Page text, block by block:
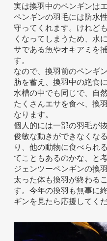
実は換羽中のペンギンは
ペンギンの羽毛には防水
守ってくれます。けれど
くなってしまうため、水
サである魚やオキアミを
す。
なので、換羽前のペンギ
肪を蓄え、換羽中の絶食
水槽の中でも同じで、自
たくさんエサを食べ、換
なります。
個人的には一部の羽毛が
俊敏な動きができなくな
り、他の動物に食べられ
てこともあるのかな、と
ジェンツーペンギンの換
太った体も換羽が終わる
す。今年の換羽も無事に
ギンを見たら応援してくだ